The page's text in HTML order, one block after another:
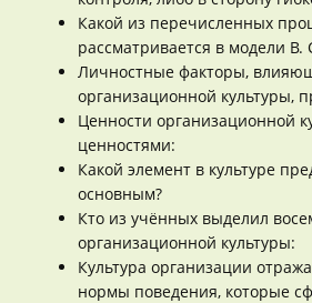
Какой из перечисленных
рассматривается в модели В.
Личностные факторы,
организационной культуры,
Ценности организационной
ценностями:
Какой элемент в культуре
основным?
Кто из учённых выделил
организационной культуры:
Культура организации
нормы поведения, которые